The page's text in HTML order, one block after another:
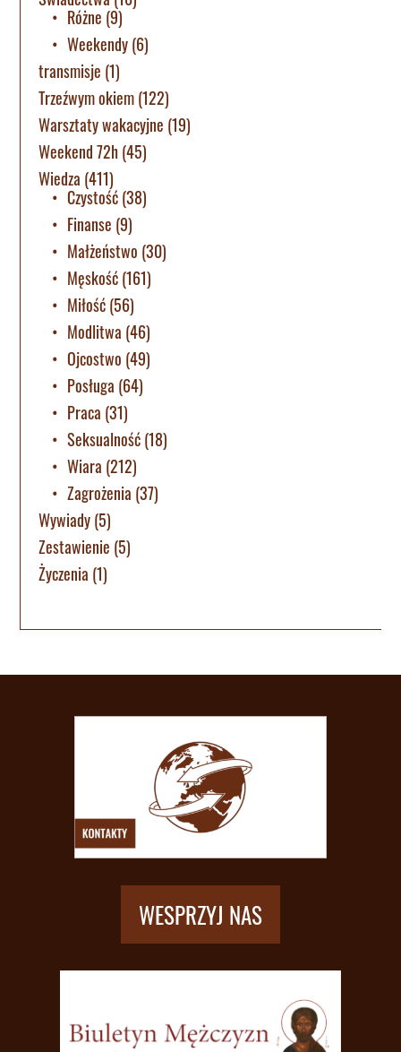
Różne (9)
Weekendy(6)
transmisje (1)
Trzeźwym okiem(122)
Warsztaty wakacyjne (19)
Weekend 72h(45)
Wiedza (411)
Czystość(38)
Finanse (9)
Małżeństwo (30)
Męskość(161)
Miłość(56)
Modlitwa (46)
Ojcostwo (49)
Posługa (64)
Praca (31)
Seksualność(18)
Wiara (212)
Zagrożenia (37)
Wywiady(5)
Zestawienie (5)
Życzenia (1)
WESPRZYJ NAS